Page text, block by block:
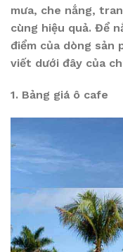
mưa, che nắng,
cùng hiệu quả. Để
điểm của dòng sản
viết dưới đây của
1. Bảng giá ô cafe